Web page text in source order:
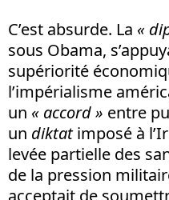
C’est absurde. La «
sous Obama,
supériorité
l’impérialisme
un « accord » entre
un diktatimposé à
levée partielle des
de la pression